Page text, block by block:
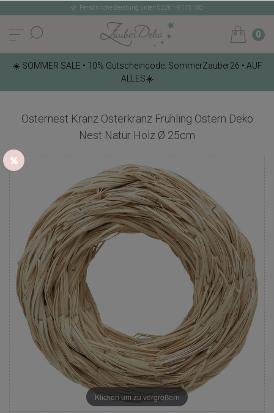
Persönliche Beratung unter: 02261-8175180
0
☀️ SOMMER SALE • 10% Gutscheincode: SommerZauber26 • AUF
ALLES☀️
Osternest Kranz Osterkranz Frühling Ostern Deko
Nest Natur Holz Ø 25cm
Klicken um zu vergrößern